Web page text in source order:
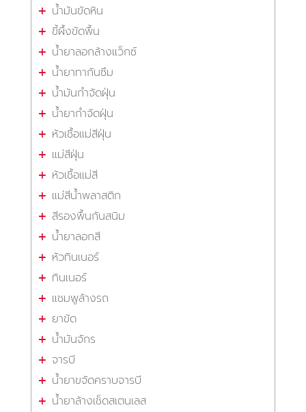
น้ำมันขัดหิน
ขี้ผึ้งขัดพื้น
น้ำยาลอกล้างแว็กซ์
น้ำยาทากันซึม
น้ำมันกำจัดฝุ่น
น้ำยากำจัดฝุ่น
หัวเชื้อแม่สีฝุ่น
แม่สีฝุ่น
หัวเชื้อแม่สี
แม่สีน้ำพลาสติก
สีรองพื้นกันสนิม
น้ำยาลอกสี
หัวทินเนอร์
ทินเนอร์
แชมพูล้างรถ
ยาขัด
น้ำมันจักร
จารบี
น้ำยาขจัดคราบจารบี
น้ำยาล้างเช็ดสเตนเลส